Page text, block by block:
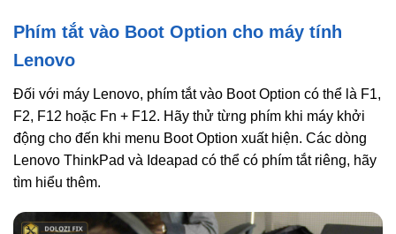
Phím tắt vào Boot Option cho máy tính
Lenovo
Đối với máy Lenovo, phím tắt vào Boot Option có thể là F1,
F2, F12 hoặc Fn + F12. Hãy thử từng phím khi máy khởi
động cho đến khi menu Boot Option xuất hiện. Các dòng
Lenovo ThinkPad và Ideapad có thể có phím tắt riêng, hãy
tìm hiểu thêm.